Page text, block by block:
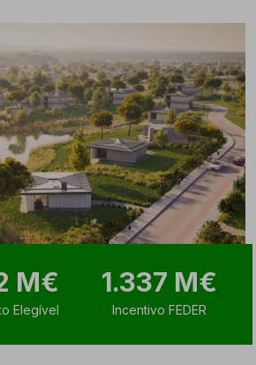
M€
Elegível
1.337 M€
Incentivo FEDER